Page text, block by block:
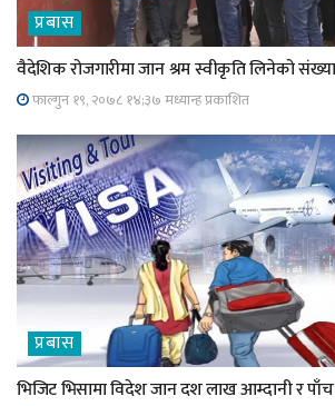
प्रबास
वैदेशिक रोजगारीमा जान श्रम स्वीकृति लिनेको
फाल्गुन १९, २०७८ १४;३७ मध्यान्ह प्रकाशित
प्रबास
भिजिट भिसामा विदेश जान दश लाख आम्दानी र